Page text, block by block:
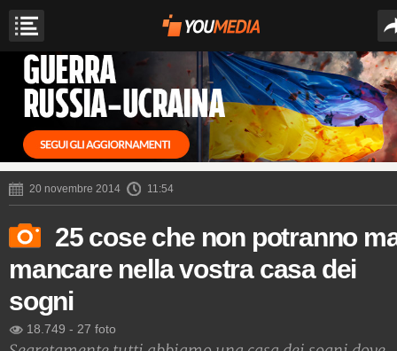
20 novembre 2014 11:54
25 cose che non potranno
mancare nella vostra casa dei
sogni
18.749 - 27 foto